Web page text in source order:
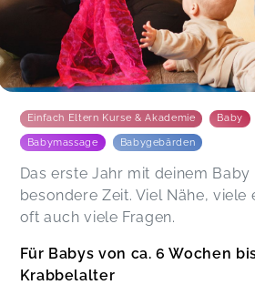
Einfach Eltern Kurse & Akademie Baby
Babymassage Babygebärden
Das erste Jahr mit deinem Baby
besondere Zeit. Viel Nähe, viele
oft auch viele Fragen.
Für Babys von ca. 6 Wochen
Krabbelalter